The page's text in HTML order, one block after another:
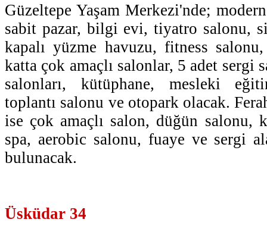
Güzeltepe Yaşam Merkezi'nde;
sabit pazar, bilgi evi, tiyatro salonu,
kapalı yüzme havuzu, fitness
katta çok amaçlı salonlar, 5 adet sergi
salonları, kütüphane, mesleki
toplantı salonu ve otopark olacak.
ise çok amaçlı salon, düğün salonu,
spa, aerobic salonu, fuaye ve sergi
bulunacak.
Üsküdar 34